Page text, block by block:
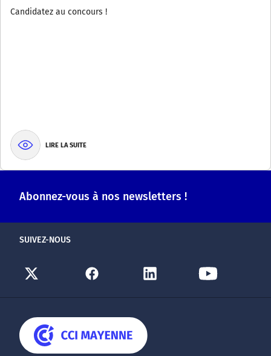
Candidatez au concours !
LIRE LA SUITE
Abonnez-vous à nos newsletters !
SUIVEZ-NOUS